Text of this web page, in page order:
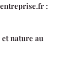
:
nature au